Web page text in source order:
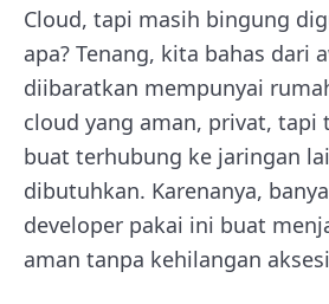
Cloud, tapi masih bingung
apa? Tenang, kita bahas dari
diibaratkan mempunyai
cloud yang aman, privat, tapi
buat terhubung ke jaringan
dibutuhkan. Karenanya,
developer pakai ini buat
aman tanpa kehilangan